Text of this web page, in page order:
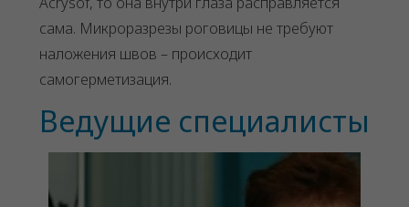
сама. Микроразрезы роговицы не требуют
наложения швов – происходит
самогерметизация.
Ведущие специалисты